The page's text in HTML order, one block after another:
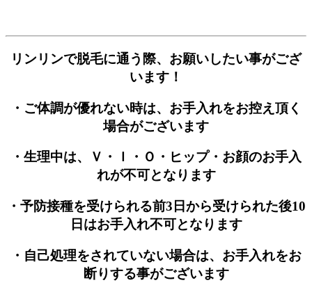
リンリンで脱毛に通う際、お願いしたい事がござ
います！
・ご体調が優れない時は、お手入れをお控え頂く
場合がございます
・生理中は、Ｖ・Ｉ・Ｏ・ヒップ・お顔のお手入
れが不可となります
・予防接種を受けられる前3日から受けられた後10
日はお手入れ不可となります
・自己処理をされていない場合は、お手入れをお
断りする事がございます